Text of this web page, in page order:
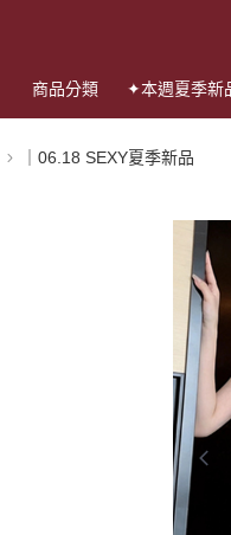
商品分類 ✦本週夏季新
｜06.18 SEXY夏季新品